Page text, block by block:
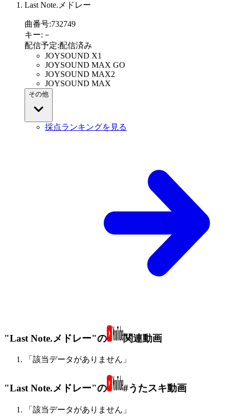
Last Note.メドレー
曲番号:732749
キー: －
配信予定:配信済み
JOYSOUND X1
JOYSOUND MAX GO
JOYSOUND MAX2
JOYSOUND MAX
その他
採点ランキングを見る
"Last Note.メドレー"の 関連動画
「該当データがありません」
"Last Note.メドレー"の #うたスキ動画
「該当データがありません」